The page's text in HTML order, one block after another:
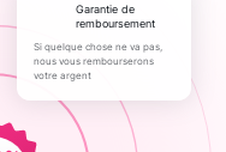
Garantie de
remboursement
Si quelque chose ne va pas,
nous vous rembourserons
votre argent